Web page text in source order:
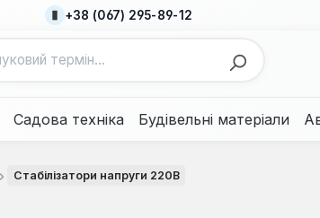
+38 (067) 295-89-12
Садова техніка Будівельні матеріали
Стабілізатори напруги 220В